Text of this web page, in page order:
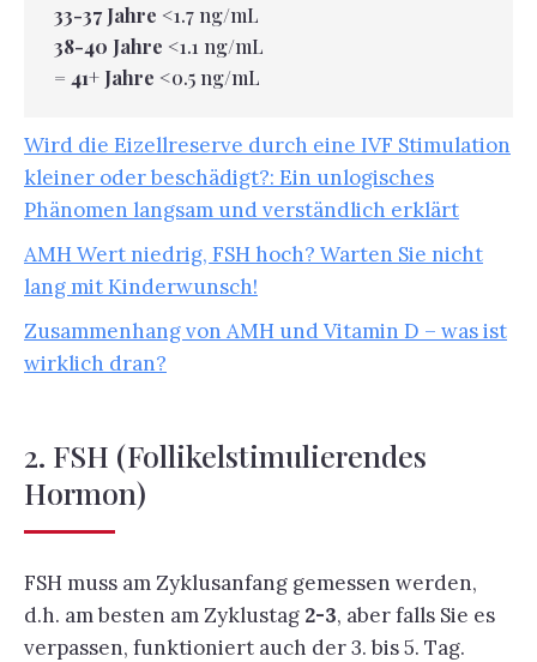
33-37 Jahre <1.7 ng/mL
38-40 Jahre <1.1 ng/mL
= 41+ Jahre <0.5 ng/mL
Wird die Eizellreserve durch eine IVF Stimulation
kleiner oder beschädigt?: Ein unlogisches
Phänomen langsam und verständlich erklärt
AMH Wert niedrig, FSH hoch? Warten Sie nicht
lang mit Kinderwunsch!
Zusammenhang von AMH und Vitamin D – was ist
wirklich dran?
2. FSH (Follikelstimulierendes
Hormon)
FSH muss am Zyklusanfang gemessen werden,
d.h. am besten am Zyklustag 2-3, aber falls Sie es
verpassen, funktioniert auch der 3. bis 5. Tag.